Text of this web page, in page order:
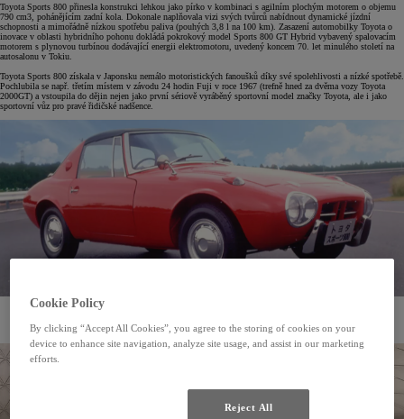
Toyota Sports 800 přinesla konstrukci lehkou jako pírko v kombinaci s agilním plochým motorem o objemu
790 cm3, pohánějícím zadní kola. Dokonale naplňovala vizi svých tvůrců nabídnout dynamické jízdní
schopnosti a mimořádně nízkou spotřebu paliva (pouhých 3,8 l na 100 km). Zasazení automobilky Toyota o
inovace v oblasti hybridního pohonu dokládá pokrokový model Sports 800 GT Hybrid vybavený spalovacím
motorem s plynovou turbínou dodávající energii elektromotoru, uvedený koncem 70. let minulého století na
autosalonu v Tokiu.
Toyota Sports 800 získala v Japonsku nemálo motoristických fanoušků díky své spolehlivosti a nízké spotřebě.
Pochlubila se např. třetím místem v závodu 24 hodin Fuji v roce 1967 (trefně hned za dvěma vozy Toyota
2000GT) a vstoupila do dějin nejen jako první sériově vyráběný sportovní model značky Toyota, ale i jako
sportovní vůz pro pravé řidičské nadšence.
CESTA NEKONČÍ
Cookie Policy
By clicking “Accept All Cookies”, you agree to the storing of cookies on your
device to enhance site navigation, analyze site usage, and assist in our marketing
efforts.
Reject All